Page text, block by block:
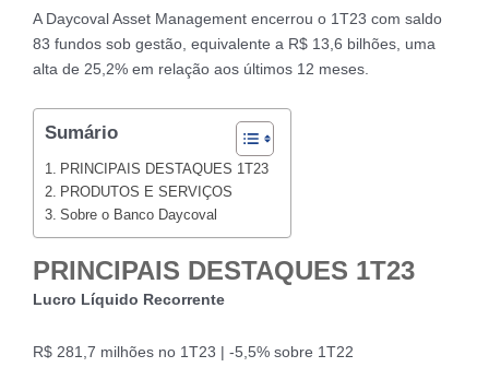
A Daycoval Asset Management encerrou o 1T23 com saldo
83 fundos sob gestão, equivalente a R$ 13,6 bilhões, uma
alta de 25,2% em relação aos últimos 12 meses.
Sumário
PRINCIPAIS DESTAQUES 1T23
PRODUTOS E SERVIÇOS
Sobre o Banco Daycoval
PRINCIPAIS DESTAQUES 1T23
Lucro Líquido Recorrente
R$ 281,7 milhões no 1T23 | -5,5% sobre 1T22